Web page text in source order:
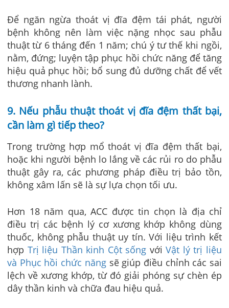
Để ngăn ngừa thoát vị đĩa đệm tái phát, người
bệnh không nên làm việc nặng nhọc sau phẫu
thuật từ 6 tháng đến 1 năm; chú ý tư thế khi ngồi,
nằm, đứng; luyện tập phục hồi chức năng để tăng
hiệu quả phục hồi; bổ sung đủ dưỡng chất để vết
thương nhanh lành.
9. Nếu phẫu thuật thoát vị đĩa đệm thất bại,
cần làm gì tiếp theo?
Trong trường hợp mổ thoát vị đĩa đệm thất bại,
hoặc khi người bệnh lo lắng về các rủi ro do phẫu
thuật gây ra, các phương pháp điều trị bảo tồn,
không xâm lấn sẽ là sự lựa chọn tối ưu.
Hơn 18 năm qua, ACC được tin chọn là địa chỉ
điều trị các bệnh lý cơ xương khớp không dùng
thuốc, không phẫu thuật uy tín. Với liệu trình kết
hợp Trị liệu Thần kinh Cột sống vớiVật lý trị liệu
và Phục hồi chức năngsẽ giúp điều chỉnh các sai
lệch về xương khớp, từ đó giải phóng sự chèn ép
dây thần kinh và chữa đau hiệu quả.